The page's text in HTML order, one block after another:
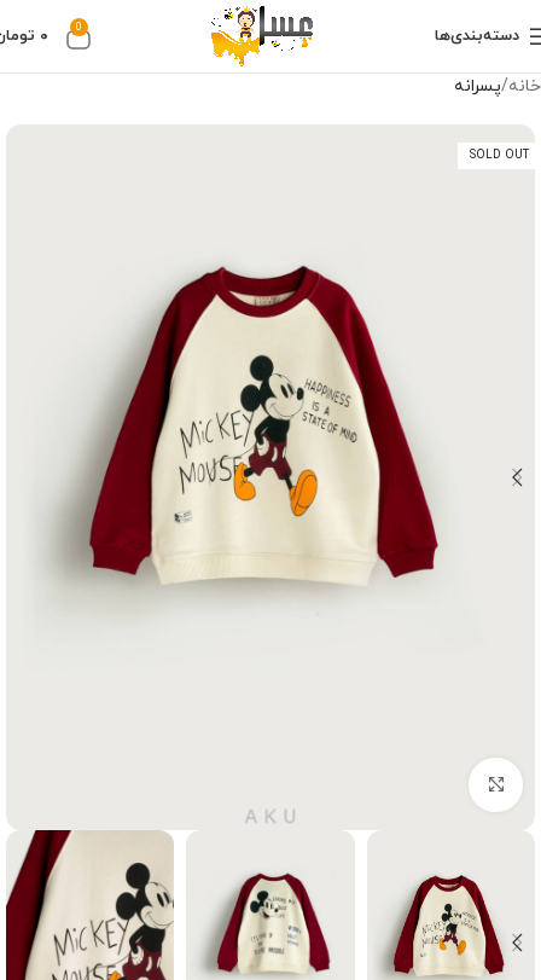
دسته‌بندی‌ها 0 ۰
خانه پسرانه
SOLD OUT
Click to enlarge